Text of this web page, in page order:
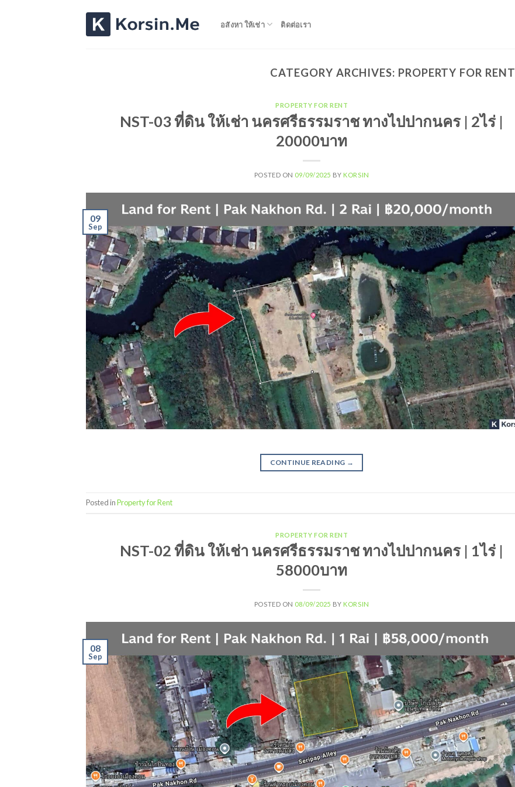
อสังหา ให้เช่า ติดต่อเรา
CATEGORY ARCHIVES: PROPERTY FOR RENT
PROPERTY FOR RENT
NST-03 ที่ดิน ให้เช่า นครศรีธรรมราช ทางไปปากนคร | 2ไร่ |
20000บาท
POSTED ON 09/09/2025 BY KORSIN
09
Sep
CONTINUE READING →
Posted inProperty for Rent
PROPERTY FOR RENT
NST-02 ที่ดิน ให้เช่า นครศรีธรรมราช ทางไปปากนคร | 1ไร่ |
58000บาท
POSTED ON 08/09/2025 BY KORSIN
08
Sep